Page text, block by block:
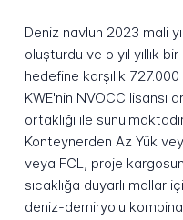
Deniz navlun 2023 mali
oluşturdu ve o yıl yıllık
hedefine karşılık
KWE'nin NVOCC lisansı
ortaklığı ile
Konteynerden Az Yük
veya FCL, proje
sıcaklığa duyarlı mallar
deniz-demiryolu